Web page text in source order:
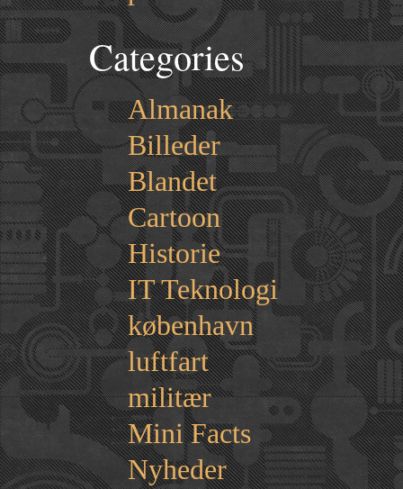
Categories
Almanak
Billeder
Blandet
Cartoon
Historie
IT Teknologi
københavn
luftfart
militær
Mini Facts
Nyheder